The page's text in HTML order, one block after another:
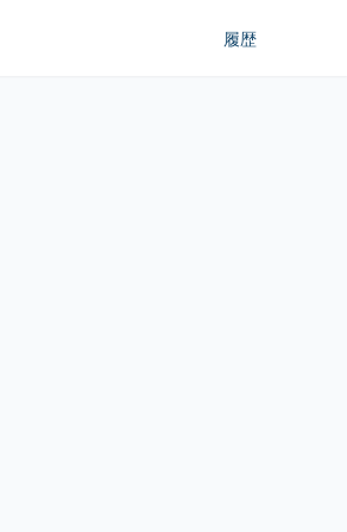
履歴